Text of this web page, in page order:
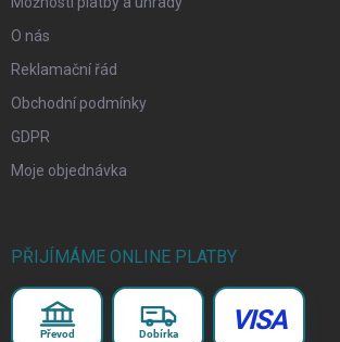
O nás
Reklamační řád
Obchodní podmínky
GDPR
Moje objednávka
PŘIJÍMÁME ONLINE PLATBY
Převod Dobírka VISA